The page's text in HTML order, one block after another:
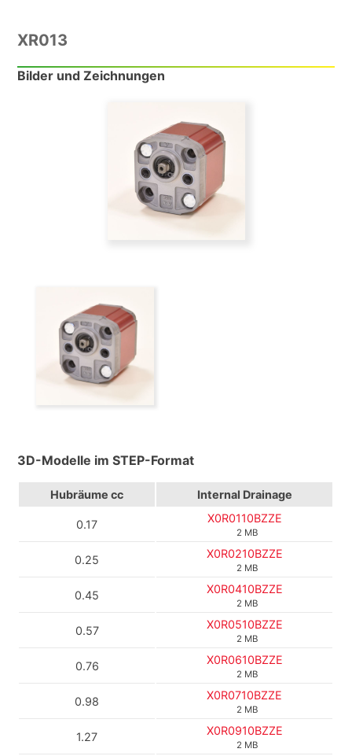
XR013
Bilder und Zeichnungen
3D-Modelle im STEP-Format
Hubräume cc Internal Drainage
0.17 X0R0110BZZE
2 MB
0.25 X0R0210BZZE
2 MB
0.45 X0R0410BZZE
2 MB
0.57 X0R0510BZZE
2 MB
0.76 X0R0610BZZE
2 MB
0.98 X0R0710BZZE
2 MB
1.27 X0R0910BZZE
2 MB